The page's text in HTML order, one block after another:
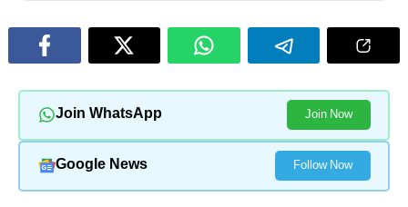
Join WhatsApp Join Now
Google News Follow Now